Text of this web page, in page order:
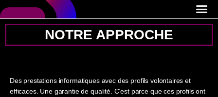
NOTRE APPROCHE
Des prestations informatiques avec des profils volontaires et
efficaces. Une garantie de qualité. C’est parce que ces profils ont